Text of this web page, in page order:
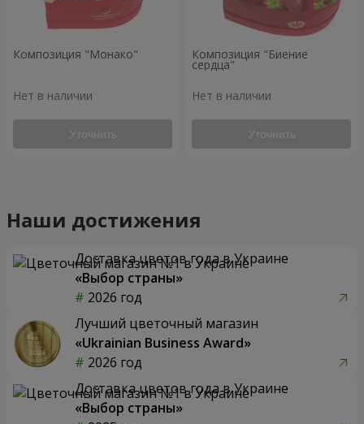
Композиция "Монако"
Нет в наличии
Уточнить
Композиция "Биение
сердца"
Нет в наличии
Уточнить
Наши достижения
Доставка цветов года в Украине
«Выбор страны»
2026 год
Лучший цветочный магазин
«Ukrainian Business Award»
2026 год
Доставка цветов года в Украине
«Выбор страны»